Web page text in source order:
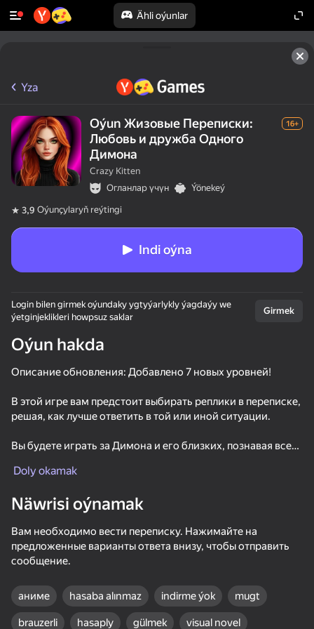
Ähli oýunlar
50+ top oýunlar, olary oýnaýar
hatda «oýnamayanlar» hem
Chatting with Your Crushes 2
66
Fruit Romance
57
Zero to Millionaire!
70 58
Yza
Oýun Жизовые Переписки:
Любовь и дружба Одного
Димона
16+
Crazy Kitten
Огланлар үчүн
Ýönekeý
3,9 Oýunçylaryň reýtingi
Indi oýna
Login bilen girmek oýundaky ygtyýarlykly ýagdaýy we
ýetginjeklikleri howpsuz saklar
Girmek
Oýun hakda
Описание обновления: Добавлено 7 новых уровней!
В этой игре вам предстоит выбирать реплики в переписке,
решая, как лучше ответить в той или иной ситуации.
Вы будете играть за Димона и его близких, познавая все
выбирайте свои ответы, чтобы глубже погрузиться в
подросткам, так и взрослым, увлечённым
интерактивными историями. После прохождения до
конца можно пройти сюжет снова, выбирая уже другие
Если вы любите жизненный юмор и сюжет в играх, здесь
вам точно понравится!
Doly okamak
Näwrisi oýnamak
Вам необходимо вести переписку. Нажимайте на
предложенные варианты ответа внизу, чтобы отправить
сообщение.
аниме hasaba alınmaz indirme ýok mugt
brauzerli hasaply gülmek visual novel